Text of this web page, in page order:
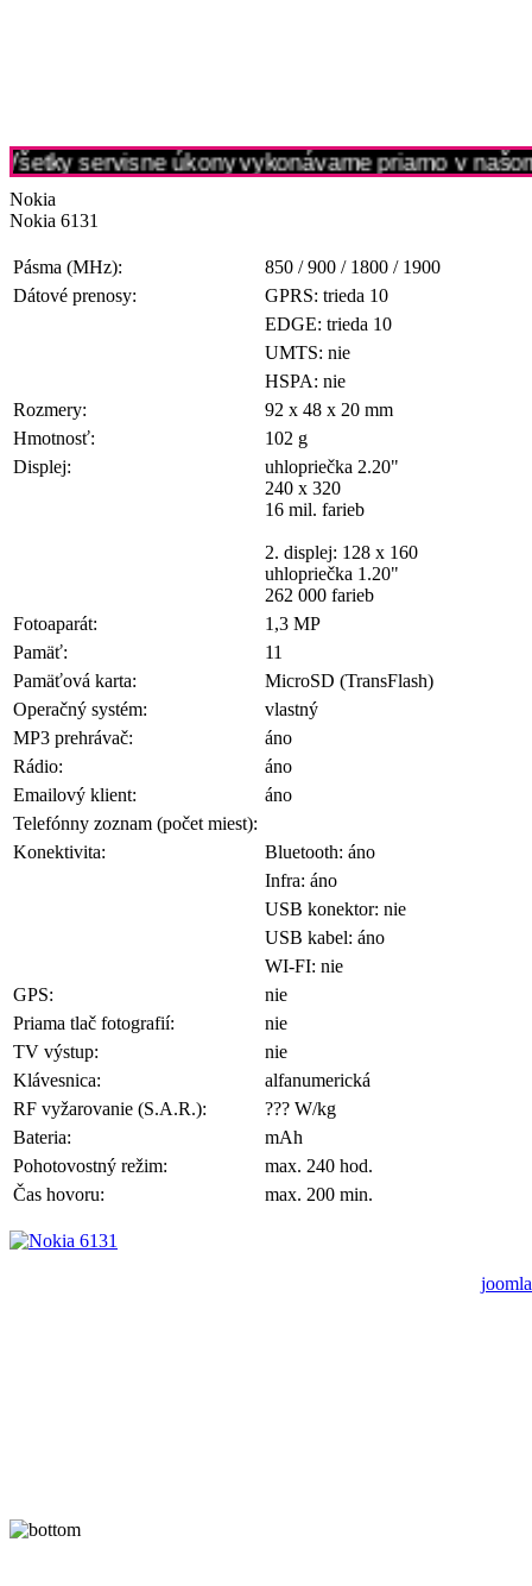
servisne úkony vykonávame priamo v
Nokia
Nokia 6131
Pásma (MHz):
850 / 900 / 1800 / 1900
Dátové prenosy:
GPRS: trieda 10
EDGE: trieda 10
UMTS: nie
HSPA: nie
Rozmery:
92 x 48 x 20 mm
Hmotnosť:
102 g
Displej:
uhlopriečka 2.20"
240 x 320
16 mil. farieb
2. displej: 128 x 160
uhlopriečka 1.20"
262 000 farieb
Fotoaparát:
1,3 MP
Pamäť:
11
Pamäťová karta:
MicroSD (TransFlash)
Operačný systém:
vlastný
MP3 prehrávač:
áno
Rádio:
áno
Emailový klient:
áno
Telefónny zoznam (počet miest):
Konektivita:
Bluetooth: áno
Infra: áno
USB konektor: nie
USB kabel: áno
WI-FI: nie
GPS:
nie
Priama tlač fotografií:
nie
TV výstup:
nie
Klávesnica:
alfanumerická
RF vyžarovanie (S.A.R.):
??? W/kg
Bateria:
mAh
Pohotovostný režim:
max. 240 hod.
Čas hovoru:
max. 200 min.